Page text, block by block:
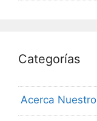
Categorías
Acerca Nuestro